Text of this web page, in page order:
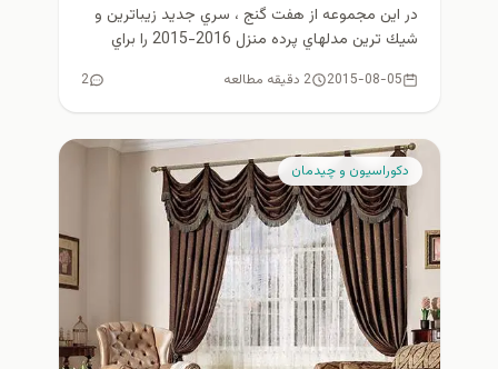
در اين مجموعه از هفت گنج ، سري جديد زيباترين و
شيك ترين مدلهاي پرده منزل 2016-2015 را براي
2015-08-05 2 دقیقه مطالعه 2
دكوراسيون و چيدمان